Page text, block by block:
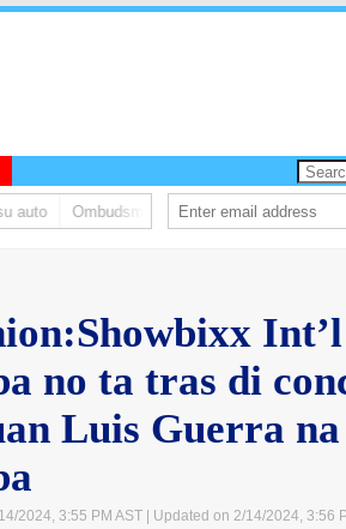
Ombudsman ta bishita barionan pa atende
Int’l
no ta tras di
Luis Guerra na
2024, 3:55 PM AST | Updated on 2/14/2024, 3:56